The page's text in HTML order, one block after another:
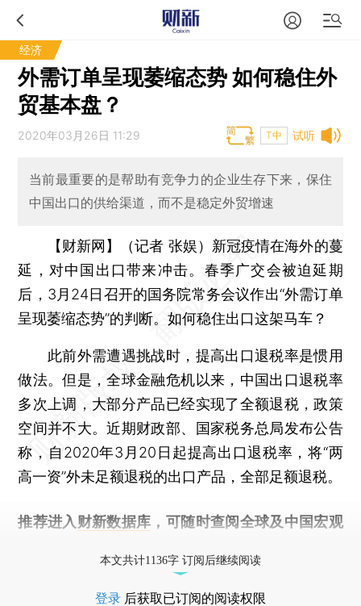
经济
外需订单呈现萎缩态势 如何稳住外
贸基本盘？
试听
2020年03月26日 11:29 T中
当前最重要的是帮助有竞争力的企业生存下来，保住
中国出口的供给渠道，而不是稳定外贸增速
【财新网】（记者 张娱） 新冠疫情在海外的蔓
延，对中国出口带来冲击。春季广交会被迫延期
后，3月24日召开的国务院常务会议作出“外需订单
呈现萎缩态势”的判断。如何稳住出口这架马车？
此前外需遭遇挑战时，提高出口退税率是惯用
做法。但是，全球金融危机以来，中国出口退税率
多次上调，大部分产品已经实现了全额退税，政策
空间并不大。近期财政部、国家税务总局发布公告
称，自2020年3月20日起提高出口退税率，将“两
高一资”外未足额退税的出口产品，全部足额退税。
推荐进入 财新数据库 ，可随时查阅全球及中国宏观
本文共计1136字 订阅后继续阅读
登录 后获取已订阅的阅读权限